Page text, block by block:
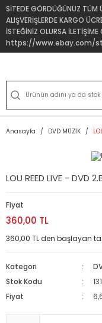
SİTEDE GÖRDÜĞÜNÜZ TÜM
ALIŞVERİŞLERDE KARGO
İSTEĞİNİZ OLURSA İLETİŞİME
https://www.ebay.com/
Anasayfa DVD MÜZİK
LOU REED LIVE - DVD
Fiyat
360,00 TL
360,00 TL den başlayan
Kategori
Stok Kodu
Fiyat